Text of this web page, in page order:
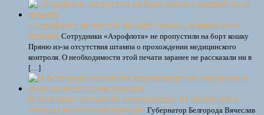
«Аэрофлот» не пустил на борт семью с кошкой из-за
штампа Сотрудники «Аэрофлота» не пропустили на борт кошку
Пряню из-за отсутствия штампа о прохождении медицинского
контроля. О необходимости этой печати заранее не рассказали ни в
[…]
В Белгороде испытали защищающие от обстрелов в
людных местах конструкции Губернатор Белгорода Вячеслав